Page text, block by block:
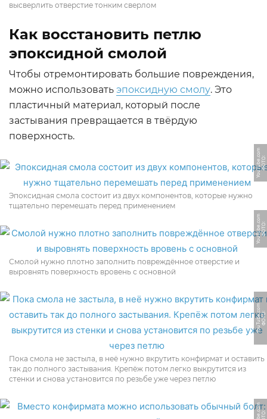
высверлить отверстие тонким сверлом
Как восстановить петлю
эпоксидной смолой
Чтобы отремонтировать большие повреждения,
можно использовать эпоксидную смолу. Это
пластичный материал, который после
застывания превращается в твёрдую
поверхность.
Ф
О
Т
О:
Y
o
u
T
u
b
e.
c
o
m
Эпоксидная смола состоит из двух компонентов, которые нужно
тщательно перемешать перед применением
Ф
О
Т
О:
Y
o
u
T
u
b
e.
c
o
m
Смолой нужно плотно заполнить повреждённое отверстие и
выровнять поверхность вровень с основной
Ф
О
Т
О:
Y
o
u
T
u
b
e.
c
o
m
Пока смола не застыла, в неё нужно вкрутить конфирмат и оставить
так до полного застывания. Крепёж потом легко выкрутится из
стенки и снова установится по резьбе уже через петлю